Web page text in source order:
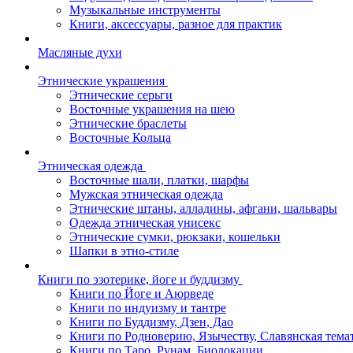
Музыкальные инструменты
Книги, аксессуары, разное для практик
Масляные духи
Этнические украшения
Этнические серьги
Восточные украшения на шею
Этнические браслеты
Восточные Кольца
Этническая одежда
Восточные шали, платки, шарфы
Мужская этническая одежда
Этнические штаны, алладины, афгани, шальвары
Одежда этническая унисекс
Этнические сумки, рюкзаки, кошельки
Шапки в этно-стиле
Книги по эзотерике, йоге и буддизму
Книги по Йоге и Аюрведе
Книги по индуизму и тантре
Книги по Буддизму, Дзен, Дао
Книги по Родноверию, Язычеству, Славянская
Книги по Таро, Рунам, Биолокации